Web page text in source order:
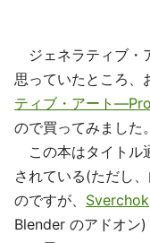
ジェネラティブ・
思っていたところ、
ティブ・アート
ので買ってみました。
この本はタイトル
されている(ただし
のですが、 Sverchok
Blender のアドオン